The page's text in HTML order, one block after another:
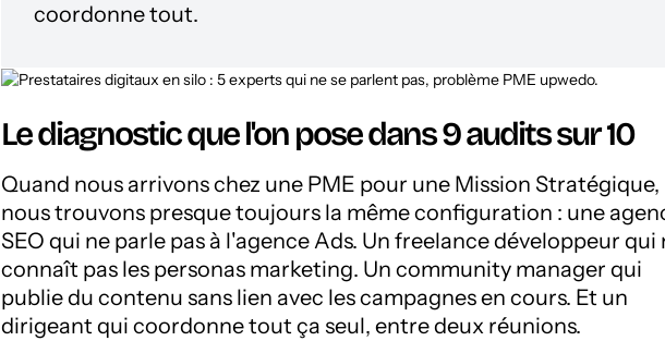
coordonne tout.
Le diagnostic que l'on pose dans 9 audits sur 10
Quand nous arrivons chez une PME pour une Mission Stratégique,
nous trouvons presque toujours la même configuration : une
SEO qui ne parle pas à l'agence Ads. Un freelance développeur qui
connaît pas les personas marketing. Un community manager qui
publie du contenu sans lien avec les campagnes en cours. Et un
dirigeant qui coordonne tout ça seul, entre deux réunions.